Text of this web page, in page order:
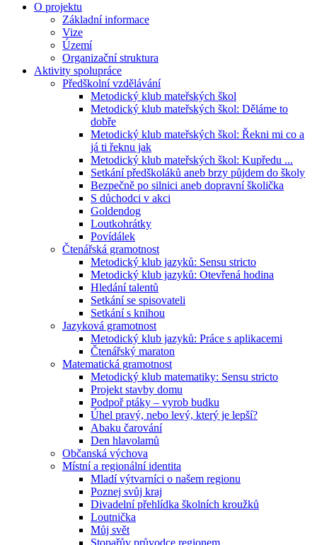
O projektu
Základní informace
Vize
Území
Organizační struktura
Aktivity spolupráce
Předškolní vzdělávání
Metodický klub mateřských škol
Metodický klub mateřských škol: Děláme to
dobře
Metodický klub mateřských škol: Řekni mi co a
já ti řeknu jak
Metodický klub mateřských škol: Kupředu ...
Setkání předškoláků aneb brzy půjdem do školy
Bezpečně po silnici aneb dopravní školička
S důchodci v akci
Goldendog
Loutkohrátky
Povídálek
Čtenářská gramotnost
Metodický klub jazyků: Sensu stricto
Metodický klub jazyků: Otevřená hodina
Hledání talentů
Setkání se spisovateli
Setkání s knihou
Jazyková gramotnost
Metodický klub jazyků: Práce s aplikacemi
Čtenářský maraton
Matematická gramotnost
Metodický klub matematiky: Sensu stricto
Projekt stavby domu
Podpoř ptáky – vyrob budku
Úhel pravý, nebo levý, který je lepší?
Abaku čarování
Den hlavolamů
Občanská výchova
Místní a regionální identita
Mladí výtvarníci o našem regionu
Poznej svůj kraj
Divadelní přehlídka školních kroužků
Loutnička
Můj svět
Stopařův průvodce regionem